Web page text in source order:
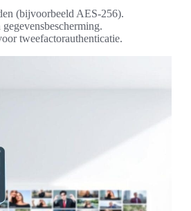
(bijvoorbeeld AES-256).
tweefactorauthenticatie.